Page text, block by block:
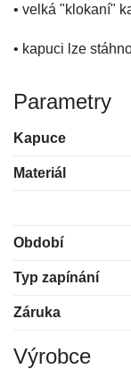
• velká "klokaní"
• kapuci lze
Parametry
Kapuce
Materiál
Období
Typ zapínání
Záruka
Výrobce